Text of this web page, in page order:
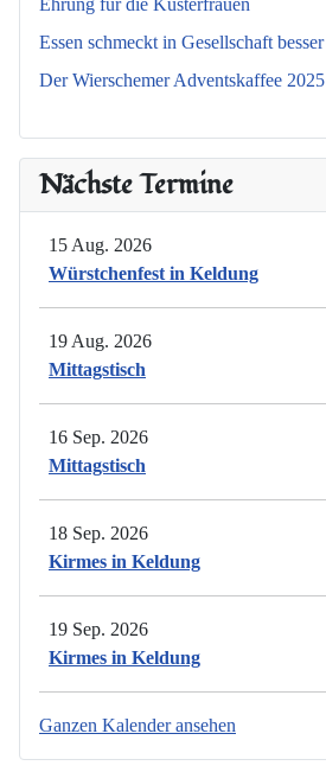
Ehrung für die Küsterfrauen
Essen schmeckt in Gesellschaft besser
Der Wierschemer Adventskaffee 2025
Nächste Termine
15 Aug. 2026
Würstchenfest in Keldung
19 Aug. 2026
Mittagstisch
16 Sep. 2026
Mittagstisch
18 Sep. 2026
Kirmes in Keldung
19 Sep. 2026
Kirmes in Keldung
Ganzen Kalender ansehen